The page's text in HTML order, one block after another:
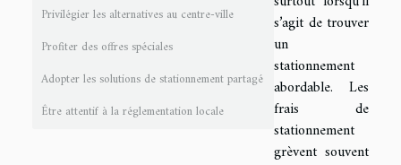
Privilégier les alternatives au centre-ville
Profiter des offres spéciales
Adopter les solutions de stationnement partagé
Être attentif à la réglementation locale
s’agit de trouver
un
stationnement
abordable. Les
frais de
stationnement
grèvent souvent